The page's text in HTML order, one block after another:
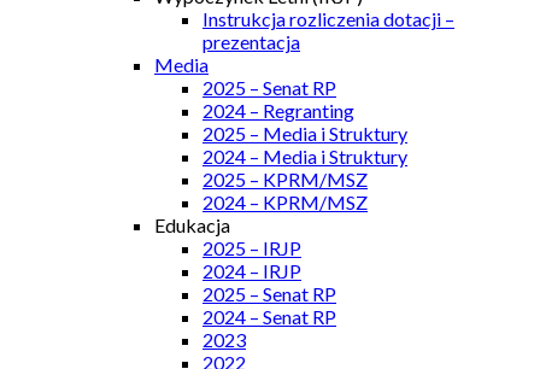
Instrukcja rozliczenia dotacji –
prezentacja
Media
2025 – Senat RP
2024 – Regranting
2025 – Media i Struktury
2024 – Media i Struktury
2025 – KPRM/MSZ
2024 – KPRM/MSZ
Edukacja
2025 – IRJP
2024 – IRJP
2025 – Senat RP
2024 – Senat RP
2023
2022